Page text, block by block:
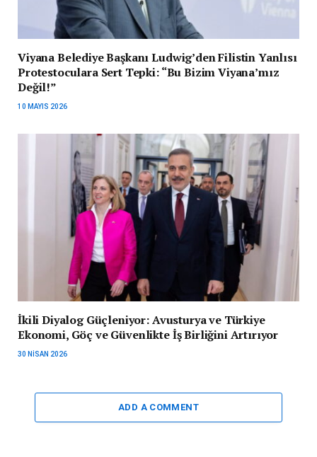
Viyana Belediye Başkanı Ludwig’den Filistin Yanlısı
Protestoculara Sert Tepki: “Bu Bizim Viyana’mız
Değil!”
10 MAYIS 2026
İkili Diyalog Güçleniyor: Avusturya ve Türkiye
Ekonomi, Göç ve Güvenlikte İş Birliğini Artırıyor
30 NISAN 2026
ADD A COMMENT